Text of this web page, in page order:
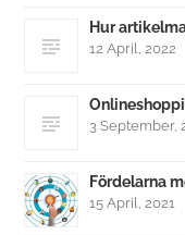
Hur
12 April, 2022
3 September,
Fördelarna
15 April, 2021